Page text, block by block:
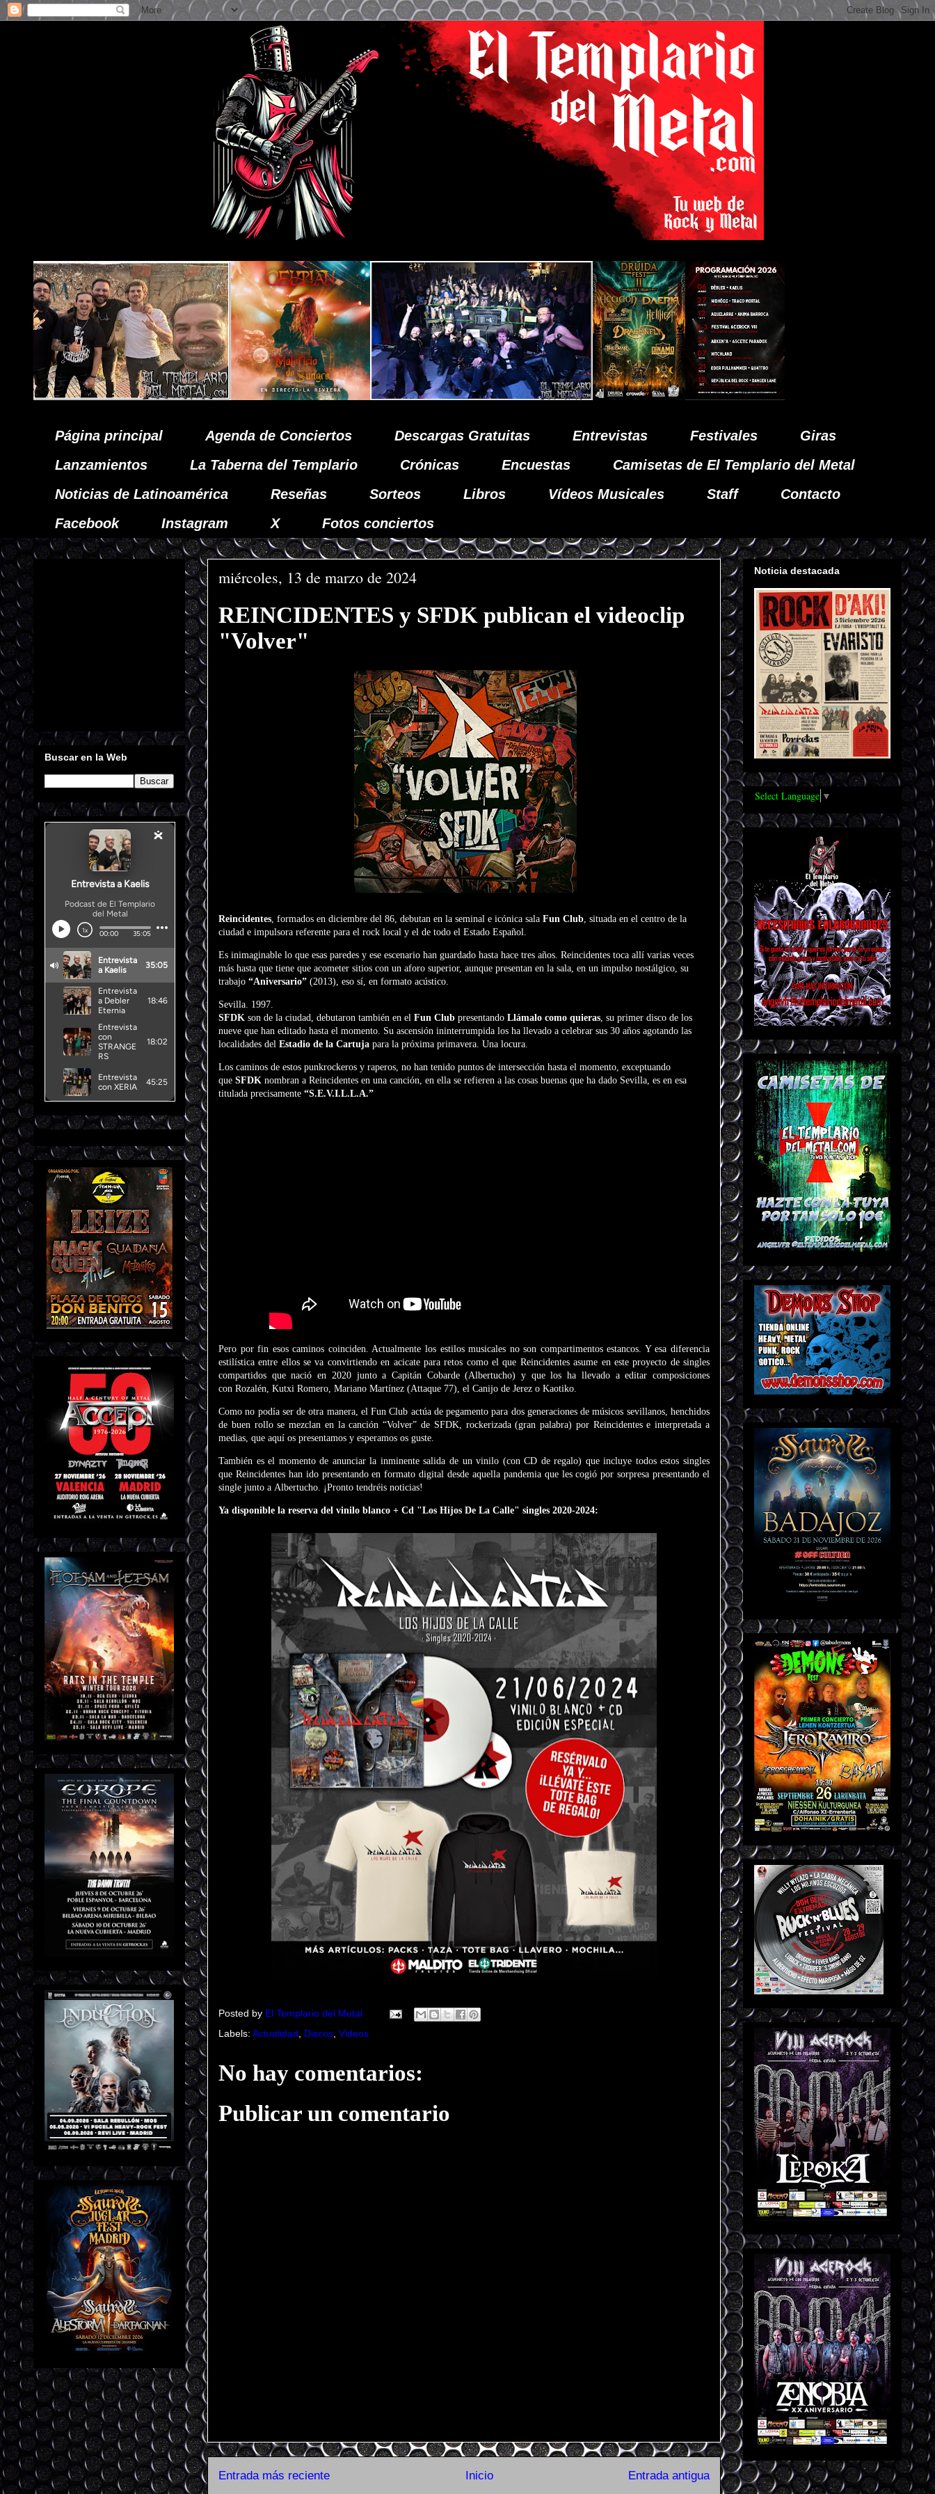
Página principal Agenda de Conciertos Descargas Gratuitas Entrevistas Festivales
Giras
Lanzamientos
La Taberna del Templario Crónicas Encuestas
Camisetas de El Templario del Metal
Noticias de Latinoamérica
Reseñas Sorteos Libros Vídeos Musicales Staff
Contacto
Facebook
Instagram X Fotos conciertos
miércoles, 13 de marzo de 2024
REINCIDENTES y SFDK publican el videoclip
"Volver"
Reincidentes, formados en diciembre del 86, debutan en la seminal e icónica sala Fun Club, situada en el centro de la
ciudad e impulsora referente para el rock local y el de todo el Estado Español.
Es inimaginable lo que esas paredes y ese escenario han guardado hasta hace tres años. Reincidentes toca allí varias veces
más hasta que tiene que acometer sitios con un aforo superior, aunque presentan en la sala, en un impulso nostálgico, su
trabajo “Aniversario” (2013), eso sí, en formato acústico.
Sevilla. 1997.
SFDK son de la ciudad, debutaron también en el Fun Club presentando Llámalo como quieras, su primer disco de los
nueve que han editado hasta el momento. Su ascensión ininterrumpida los ha llevado a celebrar sus 30 años agotando las
localidades del Estadio de la Cartuja para la próxima primavera. Una locura.
Los caminos de estos punkrockeros y raperos, no han tenido puntos de intersección hasta el momento, exceptuando
que SFDK nombran a Reincidentes en una canción, en ella se refieren a las cosas buenas que ha dado Sevilla, es en esa
titulada precisamente “S.E.V.I.L.L.A.”
Pero por fin esos caminos coinciden. Actualmente los estilos musicales no son compartimentos estancos. Y esa diferencia
estilística entre ellos se va convirtiendo en acicate para retos como el que Reincidentes asume en este proyecto de singles
compartidos que nació en 2020 junto a Capitán Cobarde (Albertucho) y que los ha llevado a editar composiciones
con Rozalén, Kutxi Romero, Mariano Martínez (Attaque 77), el Canijo de Jerez o Kaotiko.
Como no podía ser de otra manera, el Fun Club actúa de pegamento para dos generaciones de músicos sevillanos, henchidos
de buen rollo se mezclan en la canción “Volver” de SFDK, rockerizada (gran palabra) por Reincidentes e interpretada a
medias, que aquí os presentamos y esperamos os guste.
También es el momento de anunciar la inminente salida de un vinilo (con CD de regalo) que incluye todos estos singles
que Reincidentes han ido presentando en formato digital desde aquella pandemia que les cogió por sorpresa presentando el
single junto a Albertucho. ¡Pronto tendréis noticias!
Ya disponible la reserva del vinilo blanco + Cd "Los Hijos De La Calle" singles 2020-2024:
Posted by El Templario del Metal
Labels: Actualidad Discos Videos
No hay comentarios:
Publicar un comentario
Entrada más reciente Entrada antigua
Inicio
Buscar en la Web
Noticia destacada
Select Language ▼